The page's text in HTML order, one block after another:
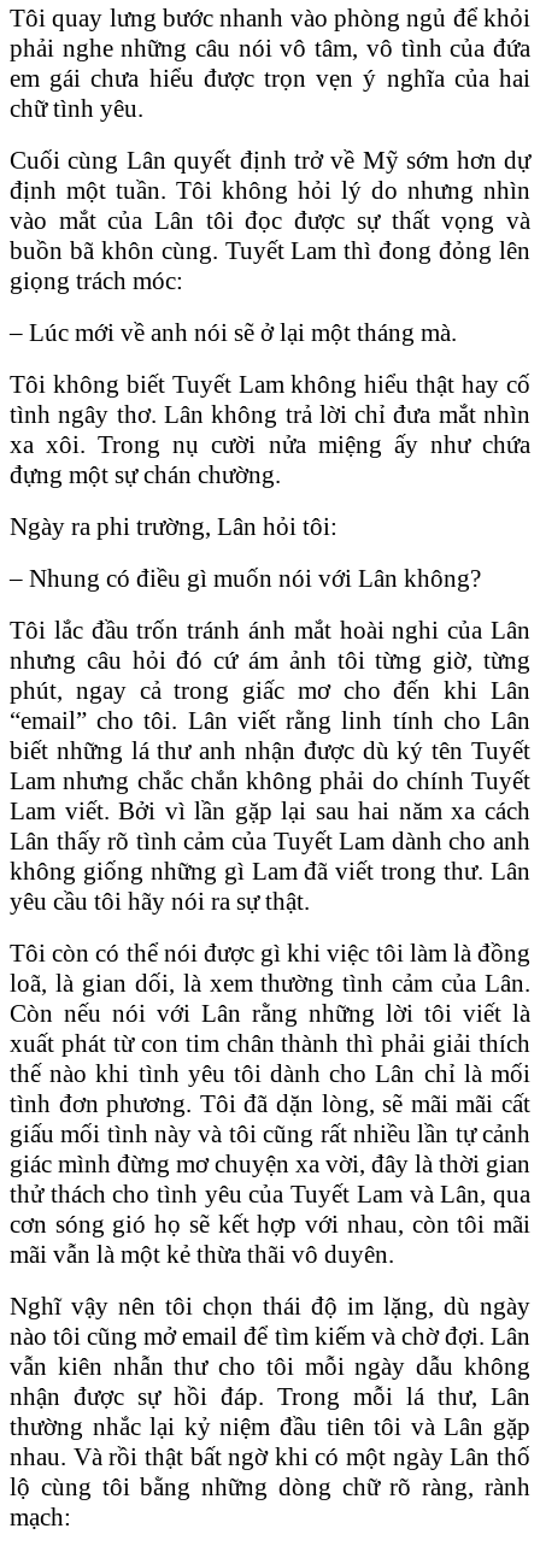
Tôi quay lưng bước nhanh vào phòng ngủ để khỏi
phải nghe những câu nói vô tâm, vô tình của đứa
em gái chưa hiểu được trọn vẹn ý nghĩa của hai
chữ tình yêu.
Cuối cùng Lân quyết định trở về Mỹ sớm hơn dự
định một tuần. Tôi không hỏi lý do nhưng nhìn
vào mắt của Lân tôi đọc được sự thất vọng và
buồn bã khôn cùng. Tuyết Lam thì đong đỏng lên
giọng trách móc:
– Lúc mới về anh nói sẽ ở lại một tháng mà.
Tôi không biết Tuyết Lam không hiểu thật hay cố
tình ngây thơ. Lân không trả lời chỉ đưa mắt nhìn
xa xôi. Trong nụ cười nửa miệng ấy như chứa
đựng một sự chán chường.
Ngày ra phi trường, Lân hỏi tôi:
– Nhung có điều gì muốn nói với Lân không?
Tôi lắc đầu trốn tránh ánh mắt hoài nghi của Lân
nhưng câu hỏi đó cứ ám ảnh tôi từng giờ, từng
phút, ngay cả trong giấc mơ cho đến khi Lân
“email” cho tôi. Lân viết rằng linh tính cho Lân
biết những lá thư anh nhận được dù ký tên Tuyết
Lam nhưng chắc chắn không phải do chính Tuyết
Lam viết. Bởi vì lần gặp lại sau hai năm xa cách
Lân thấy rõ tình cảm của Tuyết Lam dành cho anh
không giống những gì Lam đã viết trong thư. Lân
yêu cầu tôi hãy nói ra sự thật.
Tôi còn có thể nói được gì khi việc tôi làm là đồng
loã, là gian dối, là xem thường tình cảm của Lân.
Còn nếu nói với Lân rằng những lời tôi viết là
xuất phát từ con tim chân thành thì phải giải thích
thế nào khi tình yêu tôi dành cho Lân chỉ là mối
tình đơn phương. Tôi đã dặn lòng, sẽ mãi mãi cất
giấu mối tình này và tôi cũng rất nhiều lần tự cảnh
giác mình đừng mơ chuyện xa vời, đây là thời gian
thử thách cho tình yêu của Tuyết Lam và Lân, qua
cơn sóng gió họ sẽ kết hợp với nhau, còn tôi mãi
mãi vẫn là một kẻ thừa thãi vô duyên.
Nghĩ vậy nên tôi chọn thái độ im lặng, dù ngày
nào tôi cũng mở email để tìm kiếm và chờ đợi. Lân
vẫn kiên nhẫn thư cho tôi mỗi ngày dẫu không
nhận được sự hồi đáp. Trong mỗi lá thư, Lân
thường nhắc lại kỷ niệm đầu tiên tôi và Lân gặp
nhau. Và rồi thật bất ngờ khi có một ngày Lân thố
lộ cùng tôi bằng những dòng chữ rõ ràng, rành
mạch: